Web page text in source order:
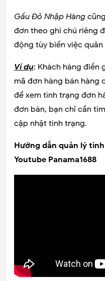
Gấu Đỏ Nhập Hàng
đơn theo ghi chú riêng
động tùy biến việc
Ví dụ: Khách hàng điền
mã đơn hàng bán hàng
để xem tình trạng đơn
đơn bán, bạn chỉ cần
cập nhật tình trạng.
Hướng dẫn quản lý
Youtube Panama1688